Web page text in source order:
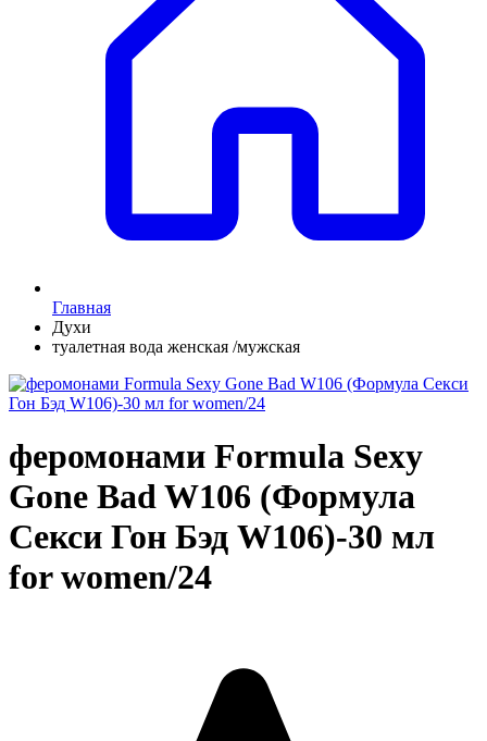
Главная
Духи
туалетная вода женская /мужская
феромонами Formula Sexy
Gone Bad W106 (Формула
Секси Гон Бэд W106)-30 мл
for women/24